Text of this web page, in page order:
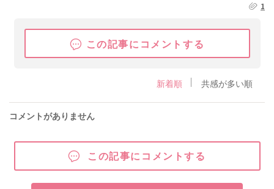
1
この記事にコメントする
新着順 共感が多い順
コメントがありません
この記事にコメントする